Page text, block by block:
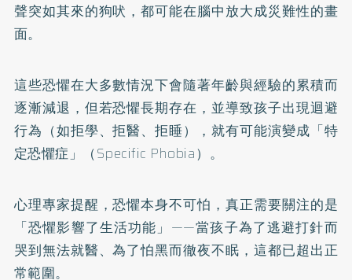
聲突如其來的狗吠，都可能在腦中放大成災難性的畫
面。
這些恐懼在大多數情況下會隨著年齡與經驗的累積而
逐漸減退，但若恐懼長期存在，並導致孩子出現迴避
行為（如拒學、拒醫、拒睡），就有可能演變成「特
定恐懼症」（Specific Phobia）。
心理專家提醒，恐懼本身不可怕，真正需要關注的是
「恐懼影響了生活功能」——當孩子為了逃避打針而
哭到無法就醫、為了怕黑而徹夜不眠，這都已超出正
常範圍。